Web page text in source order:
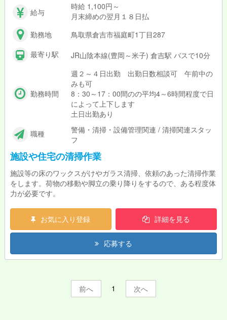
給与
時給 1,100円～
月末締めの翌月１８日払
勤務地
鳥取県倉吉市福庭町1丁目287
最寄り駅
JR山陰本線(豊岡～米子) 倉吉駅 バスで10分
勤務時間
週２～４日出勤 出勤日数相談可 午前中の
みも可
8：30～17：00間のの平均4～6時間程度で日
によって上下します
土日出勤あり
職種
警備・清掃・設備管理関連 / 清掃関連スタッ
フ
施設や住宅の清掃作業
施設等の床のワックスがけやガラス清掃、依頼のあった清掃作業
をします。荷物の移動や脚立の乗り降りをするので、ある程度体
力が必要です。
お気に入り登録 詳細を見る
応募する
前 1 次